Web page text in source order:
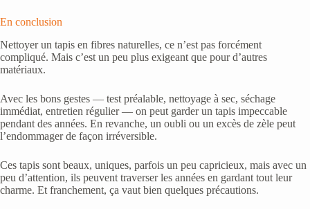
En conclusion
Nettoyer un tapis en fibres naturelles, ce n’est pas forcément
compliqué. Mais c’est un peu plus exigeant que pour d’autres
matériaux.
Avec les bons gestes — test préalable, nettoyage à sec, séchage
immédiat, entretien régulier — on peut garder un tapis impeccable
pendant des années. En revanche, un oubli ou un excès de zèle peut
l’endommager de façon irréversible.
Ces tapis sont beaux, uniques, parfois un peu capricieux, mais avec un
peu d’attention, ils peuvent traverser les années en gardant tout leur
charme. Et franchement, ça vaut bien quelques précautions.